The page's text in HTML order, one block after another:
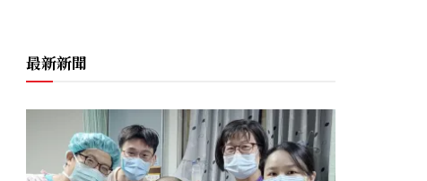
最新新聞